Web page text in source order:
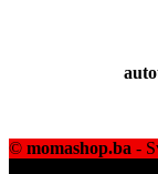
© momashop.ba -